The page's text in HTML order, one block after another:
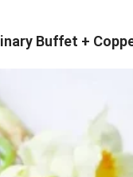
Buffet +